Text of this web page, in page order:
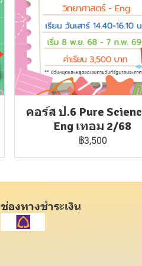
คอร์ส ป.6 Pure
Eng เทอม 2/68
฿3,500
ช่องทางชำระเงิน